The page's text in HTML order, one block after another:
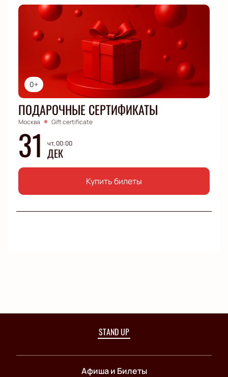
0+
ПОДАРОЧНЫЕ СЕРТИФИКАТЫ
Москва Gift certificate
31 чт, 00:00
ДЕК
Купить билеты
STAND UP
Афиша и Билеты